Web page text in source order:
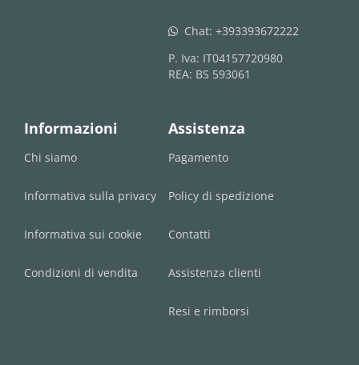
whatsapp Chat: +393393672222
P. Iva: IT04157720980
REA: BS 593061
Informazioni
Chi siamo
Informativa sulla privacy
Informativa sui cookie
Condizioni di vendita
Assistenza
Pagamento
Policy di spedizione
Contatti
Assistenza clienti
Resi e rimborsi